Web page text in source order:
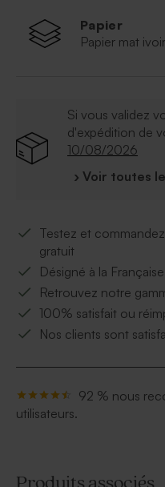
Papier
Papier mat
Si vous validez
d'expédition de
10/08/2026
› Voir toutes
Testez et
gratuit
Désigné à la Française
Retrouvez notre
100% satisfait ou
Nos clients sont
92 % nous
utilisateurs.